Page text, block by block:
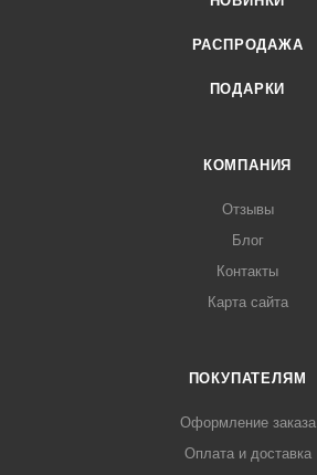
РАСПРОДАЖА
ПОДАРКИ
КОМПАНИЯ
Отзывы
Блог
Контакты
Карта сайта
ПОКУПАТЕЛЯМ
Оформление заказа
Оплата и доставка